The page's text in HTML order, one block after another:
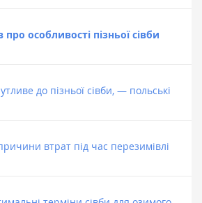
особливості пізньої сівби
до пізньої сівби, — польські
втрат під час перезимівлі